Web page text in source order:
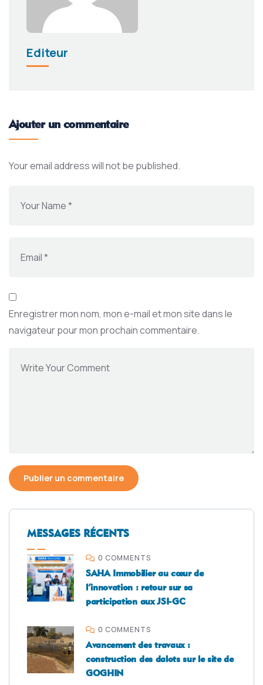
Editeur
Ajouter un commentaire
Your email address will not be published.
Enregistrer mon nom, mon e-mail et mon site dans le
navigateur pour mon prochain commentaire.
MESSAGES RÉCENTS
0 COMMENTS
SAHA Immobilier au cœur de
l’innovation : retour sur sa
participation aux JSI-GC
0 COMMENTS
Avancement des travaux :
construction des dalots sur le site de
GOGHIN